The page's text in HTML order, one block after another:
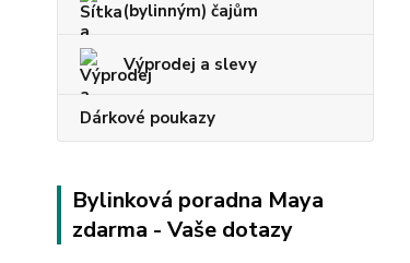
(bylinným) čajům
Výprodej a slevy
Dárkové poukazy
Bylinková poradna Maya
zdarma - Vaše dotazy